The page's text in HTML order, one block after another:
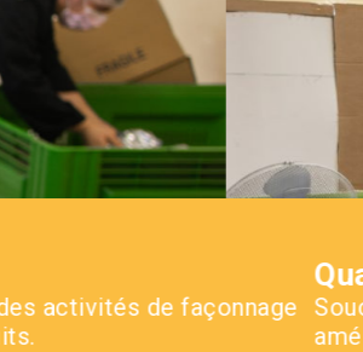
la qualité de nos services,
parc matériel.